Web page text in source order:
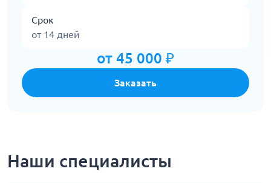
Срок
от 14 дней
от 45 000 ₽
Заказать
Наши специалисты